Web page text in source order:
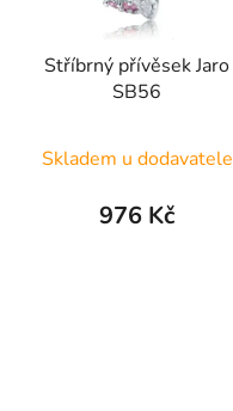
Stříbrný přívěsek Jaro
SB56
Skladem u dodavatele
976 Kč